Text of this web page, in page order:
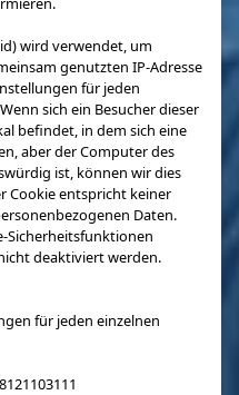
wird verwendet, um
genutzten IP-Adresse
für jeden
sich ein Besucher dieser
befindet, in dem sich eine
aber der Computer des
ist, können wir dies
Cookie entspricht keiner
Daten.
Sicherheitsfunktionen
deaktiviert werden.
für jeden einzelnen